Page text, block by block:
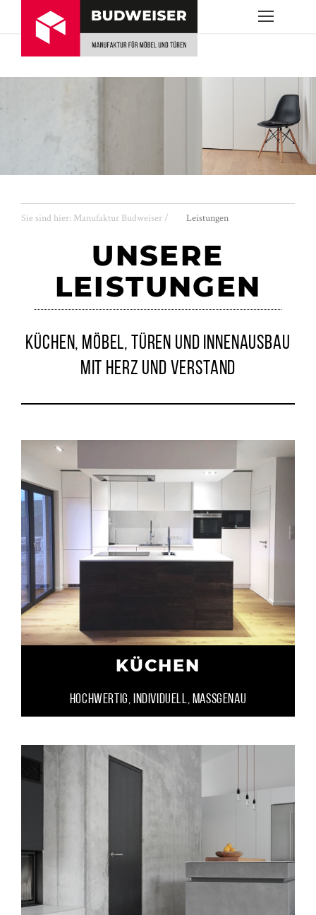
Sie sind hier: Manufaktur Budweiser / Leistungen
UNSERE
LEISTUNGEN
KÜCHEN, MÖBEL, TÜREN UND INNENAUSBAU
MIT HERZ UND VERSTAND
KÜCHEN
HOCHWERTIG, INDIVIDUELL, MASSGENAU